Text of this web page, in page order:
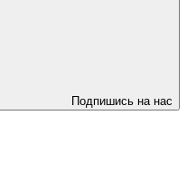
Подпишись на нас